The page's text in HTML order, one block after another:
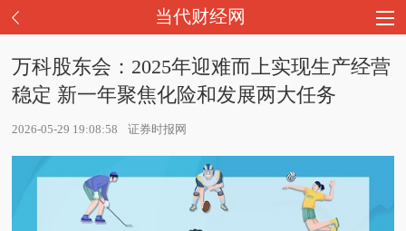
当代财经网
万科股东会：2025年迎难而上实现生产经营
稳定 新一年聚焦化险和发展两大任务
2026-05-29 19:08:58 证券时报网